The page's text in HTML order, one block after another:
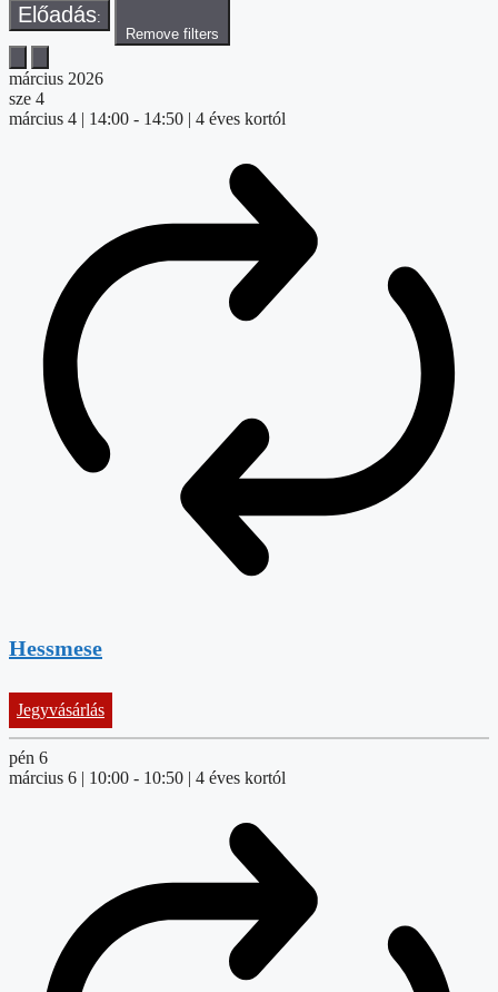
Előadás:
Remove filters
március 2026
sze 4
Jegyvásárlás
március 4 | 14:00 - 14:50 | 4 éves kortól
Hessmese
pén 6
március 6 | 10:00 - 10:50 | 4 éves kortól